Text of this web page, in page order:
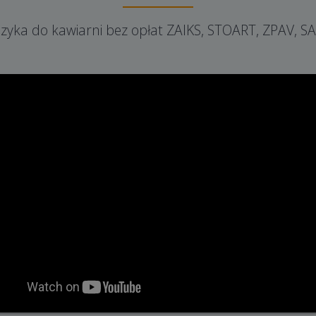
do kawiarni bez opłat ZAIKS, STOART, ZPAV,